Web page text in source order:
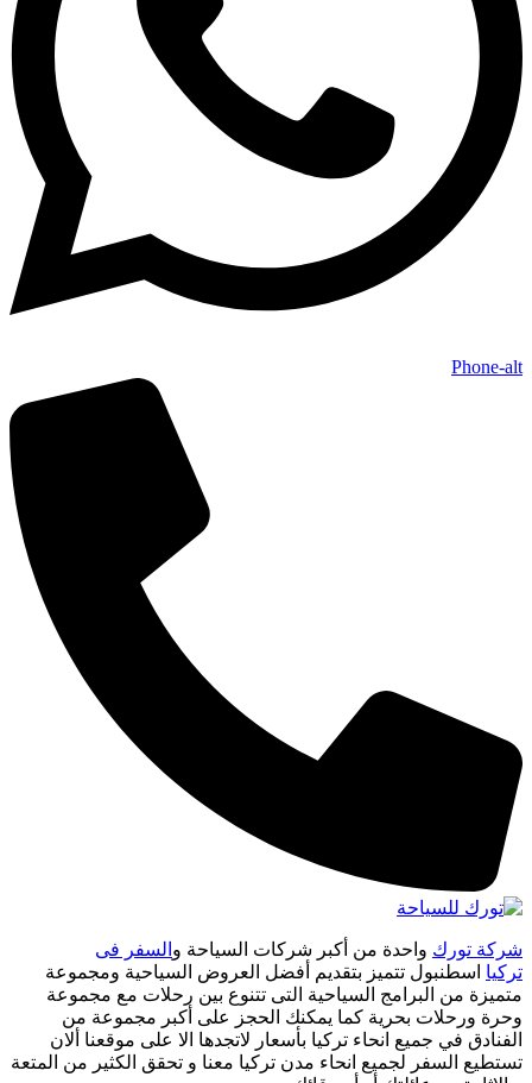
Phone-alt
شركة تورك واحدة من أكبر شركات السياحة و السفر فى
تركيا اسطنبول تتميز بتقديم أفضل العروض السياحية ومجموعة
متميزة من البرامج السياحية التى تتنوع بين رحلات مع مجموعة
وحرة ورحلات بحرية كما يمكنك الحجز على أكبر مجموعة من
الفنادق في جميع انحاء تركيا بأسعار لاتجدها الا على موقعنا ألان
تستطيع السفر لجميع انحاء مدن تركيا معنا و تحقق الكثير من المتعة